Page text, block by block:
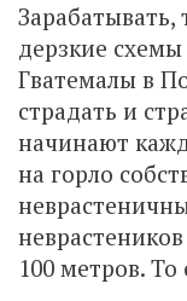
Зарабатывать,
дерзкие
Гватемалы в
страдать и
начинают
на горло
100 метров.